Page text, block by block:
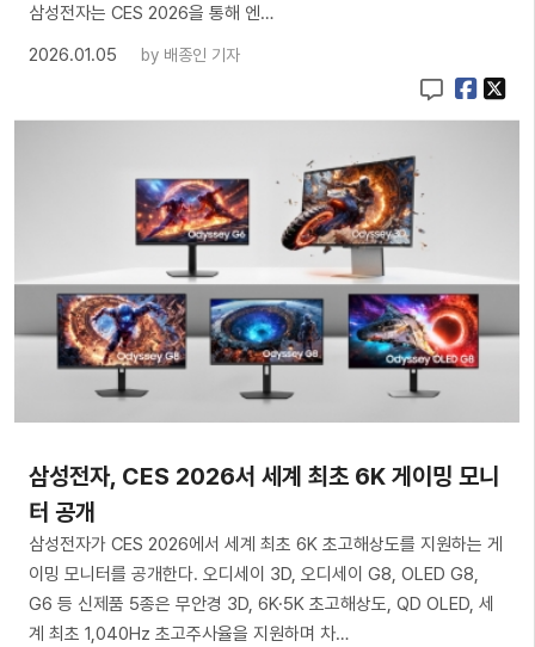
삼성전자는 CES 2026을 통해 엔…
2026.01.05
by 배종인 기자
삼성전자, CES 2026서 세계 최초 6K 게이밍 모니
터 공개
삼성전자가 CES 2026에서 세계 최초 6K 초고해상도를 지원하는 게
이밍 모니터를 공개한다. 오디세이 3D, 오디세이 G8, OLED G8,
G6 등 신제품 5종은 무안경 3D, 6K·5K 초고해상도, QD OLED, 세
계 최초 1,040Hz 초고주사율을 지원하며 차…